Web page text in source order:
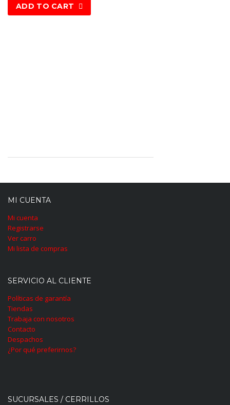
ADD TO CART
MI CUENTA
Mi cuenta
Registrarse
Ver carro
Mi lista de compras
SERVICIO AL CLIENTE
Políticas de garantía
Tiendas
Trabaja con nosotros
Contacto
Despachos
¿Por qué preferirnos?
SUCURSALES / CERRILLOS